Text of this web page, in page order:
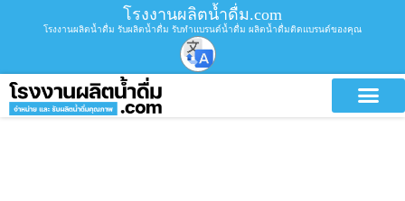
โรงงานผลิตน้ำดื่ม.com
โรงงานผลิตน้ำดื่ม รับผลิตน้ำดื่ม รับทำแบรนด์น้ำดื่ม ผลิตน้ำดื่มติดแบรนด์ของคุณ